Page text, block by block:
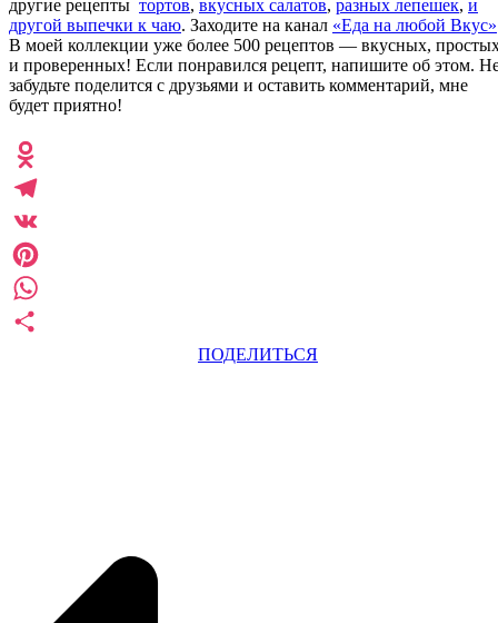
другие рецепты тортов, вкусных салатов, разных лепешек, и
другой выпечки к чаю. Заходите на канал «Еда на любой Вкус»
В моей коллекции уже более 500 рецептов — вкусных,
и проверенных! Если понравился рецепт, напишите об этом.
забудьте поделится с друзьями и оставить комментарий, мне
будет приятно!
ПОДЕЛИТЬСЯ